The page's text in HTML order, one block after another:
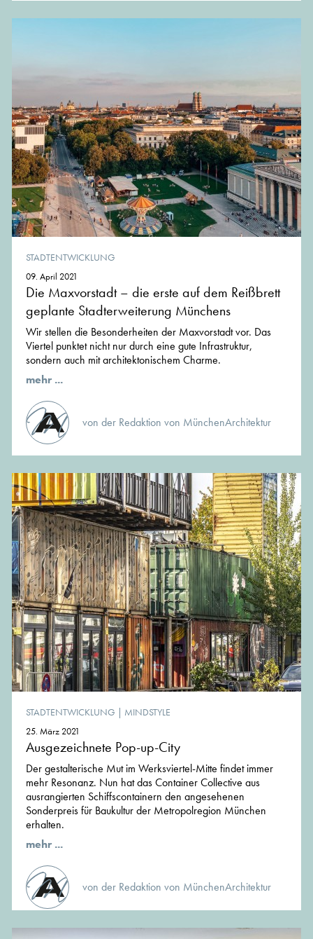
STADTENTWICKLUNG
09. April 2021
Die Maxvorstadt – die erste auf dem Reißbrett
geplante Stadterweiterung Münchens
Wir stellen die Besonderheiten der Maxvorstadt vor. Das
Viertel punktet nicht nur durch eine gute Infrastruktur,
sondern auch mit architektonischem Charme.
mehr ...
von der Redaktion von MünchenArchitektur
STADTENTWICKLUNG | MINDSTYLE
25. März 2021
Ausgezeichnete Pop-up-City
Der gestalterische Mut im Werksviertel-Mitte findet immer
mehr Resonanz. Nun hat das Container Collective aus
ausrangierten Schiffscontainern den angesehenen
Sonderpreis für Baukultur der Metropolregion München
erhalten.
mehr ...
von der Redaktion von MünchenArchitektur